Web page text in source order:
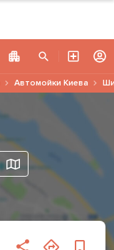
Автомойки Киева